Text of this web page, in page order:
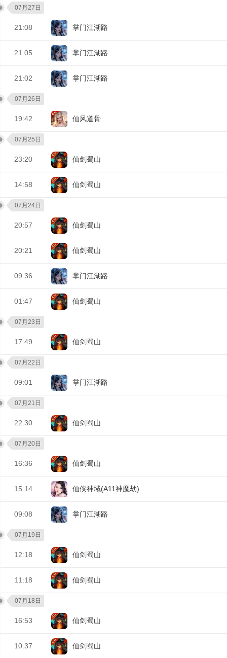
07月27日
21:08 掌门江湖路
21:05 掌门江湖路
21:02 掌门江湖路
07月26日
19:42 仙风道骨
07月25日
23:20 仙剑蜀山
14:58 仙剑蜀山
07月24日
20:57 仙剑蜀山
20:21 仙剑蜀山
09:36 掌门江湖路
01:47 仙剑蜀山
07月23日
17:49 仙剑蜀山
07月22日
09:01 掌门江湖路
07月21日
22:30 仙剑蜀山
07月20日
16:36 仙剑蜀山
15:14 仙侠神域(A11神魔劫)
09:08 掌门江湖路
07月19日
12:18 仙剑蜀山
11:18 仙剑蜀山
07月18日
16:53 仙剑蜀山
10:37 仙剑蜀山